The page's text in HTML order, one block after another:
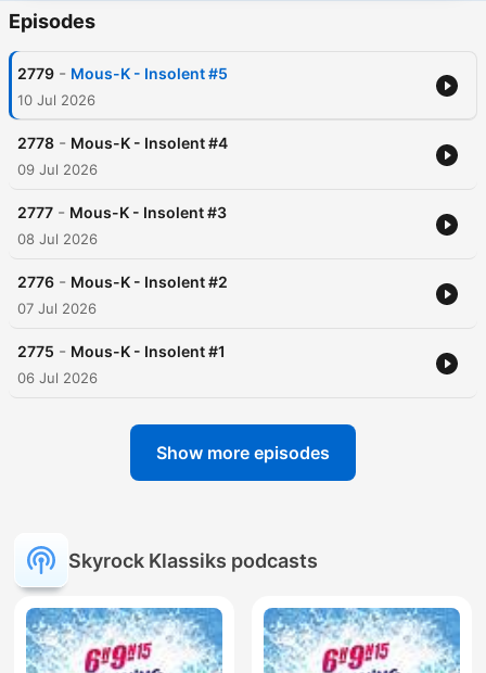
Episodes
2779 - Mous-K - Insolent #5
10 Jul 2026
2778 - Mous-K - Insolent #4
09 Jul 2026
2777 - Mous-K - Insolent #3
08 Jul 2026
2776 - Mous-K - Insolent #2
07 Jul 2026
2775 - Mous-K - Insolent #1
06 Jul 2026
Show more episodes
Skyrock Klassiks podcasts